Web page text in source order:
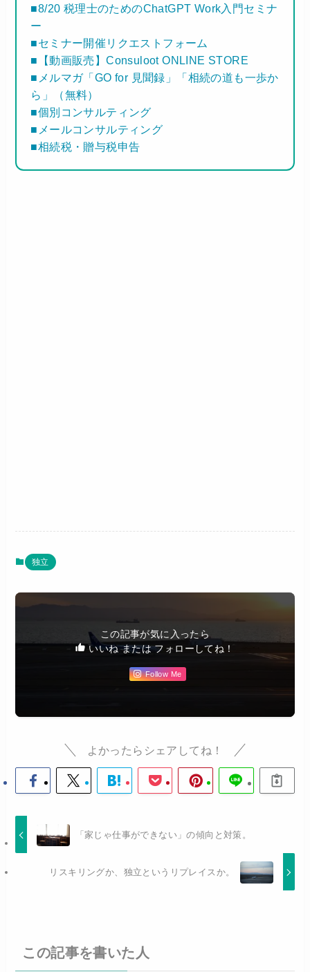
■8/20 税理士のためのChatGPT Work入門セミナ
ー
■セミナー開催リクエストフォーム
■【動画販売】Consuloot ONLINE STORE
■メルマガ「GO for 見聞録」「相続の道も一歩か
ら」（無料）
■個別コンサルティング
■メールコンサルティング
■相続税・贈与税申告
独立
この記事が気に入ったら
いいね または フォローしてね！
Follow Me
よかったらシェアしてね！
「家じゃ仕事ができない」の傾向と対策。
リスキリングか、独立というリプレイスか。
この記事を書いた人